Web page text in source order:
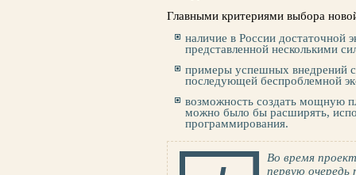
Главными критериями выбора
наличие в России достаточной
пред­ставленной несколькими
примеры успешных внедрений
после­дующей беспроблемной
возможность создать мощную
можно было бы расширять,
программирования.
Во время
первую очередь